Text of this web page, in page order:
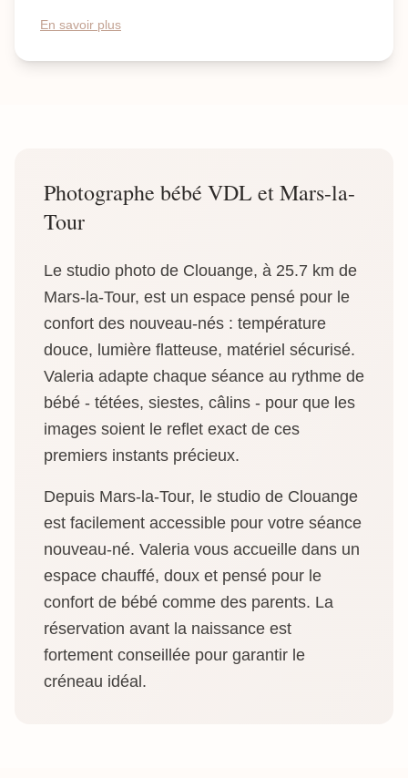
En savoir plus
Photographe bébé VDL et Mars-la-
Tour
Le studio photo de Clouange, à 25.7 km de
Mars-la-Tour, est un espace pensé pour le
confort des nouveau-nés : température
douce, lumière flatteuse, matériel sécurisé.
Valeria adapte chaque séance au rythme de
bébé - tétées, siestes, câlins - pour que les
images soient le reflet exact de ces
premiers instants précieux.
Depuis Mars-la-Tour, le studio de Clouange
est facilement accessible pour votre séance
nouveau-né. Valeria vous accueille dans un
espace chauffé, doux et pensé pour le
confort de bébé comme des parents. La
réservation avant la naissance est
fortement conseillée pour garantir le
créneau idéal.